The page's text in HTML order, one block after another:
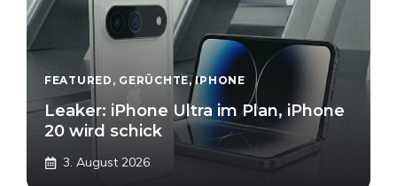
FEATURED , GERÜCHTE,IPHONE
Leaker: iPhone Ultra im Plan, iPhone
20 wird schick
3. August 2026